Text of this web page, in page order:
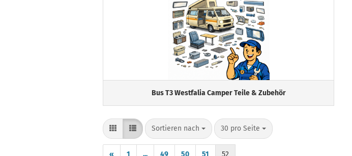
Bus T3 Westfalia Camper Teile & Zubehör
Sortieren nach
Sortieren nach 30 pro Seite
pro Seite
« 1 ... 49 50 51 52